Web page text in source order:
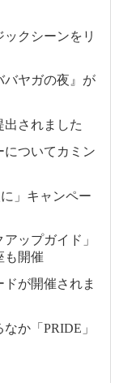
ックシーンをリ
バヤガの夜』が
されました
についてカミン
」キャンペー
ップガイド」
も開催
が開催されま
か「PRIDE」